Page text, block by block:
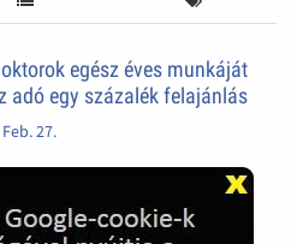
egész éves munkáját
adó egy százalék felajánlás
27.
felajánlással adóbevalláskor
a gyermekmentést